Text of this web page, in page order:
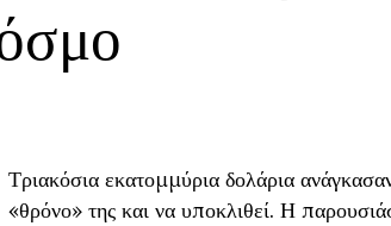
Τριακόσια εκατομμύρια δολάρια
«θρόνο» της και να υποκλιθεί. Η